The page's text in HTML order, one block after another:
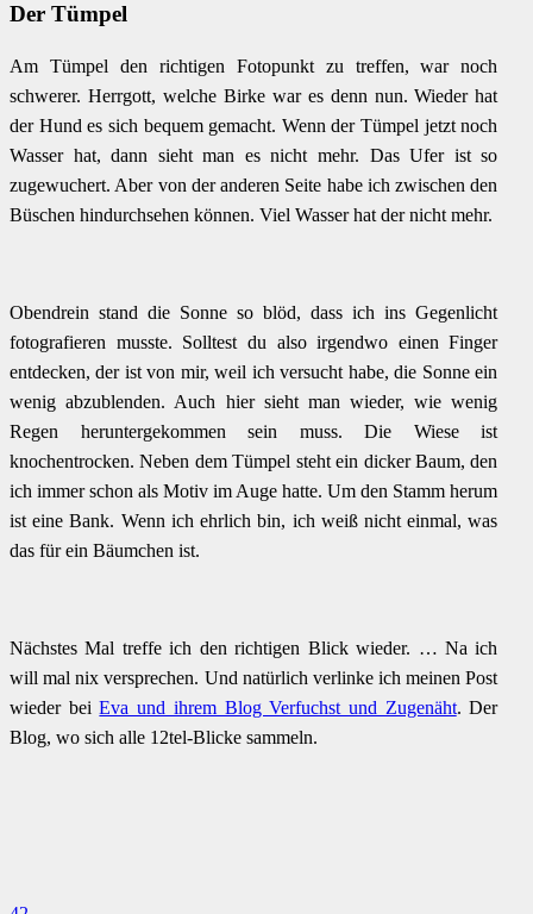
Der Tümpel
Am Tümpel den richtigen Fotopunkt zu treffen, war noch
schwerer. Herrgott, welche Birke war es denn nun. Wieder hat
der Hund es sich bequem gemacht. Wenn der Tümpel jetzt noch
Wasser hat, dann sieht man es nicht mehr. Das Ufer ist so
zugewuchert. Aber von der anderen Seite habe ich zwischen den
Büschen hindurchsehen können. Viel Wasser hat der nicht mehr.
Obendrein stand die Sonne so blöd, dass ich ins Gegenlicht
fotografieren musste. Solltest du also irgendwo einen Finger
entdecken, der ist von mir, weil ich versucht habe, die Sonne ein
wenig abzublenden. Auch hier sieht man wieder, wie wenig
Regen heruntergekommen sein muss. Die Wiese ist
knochentrocken. Neben dem Tümpel steht ein dicker Baum, den
ich immer schon als Motiv im Auge hatte. Um den Stamm herum
ist eine Bank. Wenn ich ehrlich bin, ich weiß nicht einmal, was
das für ein Bäumchen ist.
Nächstes Mal treffe ich den richtigen Blick wieder. … Na ich
will mal nix versprechen. Und natürlich verlinke ich meinen Post
wieder beiEva und ihrem Blog Verfuchst und Zugenäht. Der
Blog, wo sich alle 12tel-Blicke sammeln.